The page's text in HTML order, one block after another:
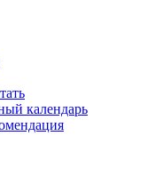
календарь